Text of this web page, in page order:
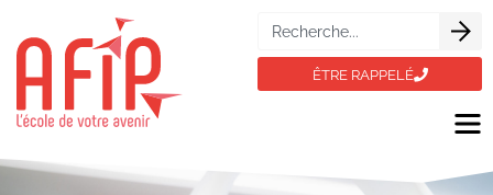
ÊTRE RAPPELÉ